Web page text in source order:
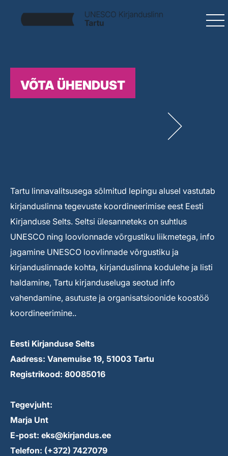
VÕTA ÜHENDUST
Tartu linnavalitsusega sõlmitud lepingu alusel vastutab
kirjanduslinna tegevuste koordineerimise eest Eesti
Kirjanduse Selts. Seltsi ülesanneteks on suhtlus
UNESCO ning loovlonnade võrgustiku liikmetega, info
jagamine UNESCO loovlinnade võrgustiku ja
kirjanduslinnade kohta, kirjanduslinna kodulehe ja listi
haldamine, Tartu kirjanduseluga seotud info
vahendamine, asutuste ja organisatsioonide koostöö
koordineerimine..
Eesti Kirjanduse Selts
Aadress: Vanemuise 19, 51003 Tartu
Registrikood: 80085016
Tegevjuht:
Marja Unt
E-post: eks@kirjandus.ee
Telefon: (+372) 7427079